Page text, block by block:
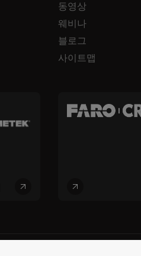
동영상
웨비나
블로그
사이트맵